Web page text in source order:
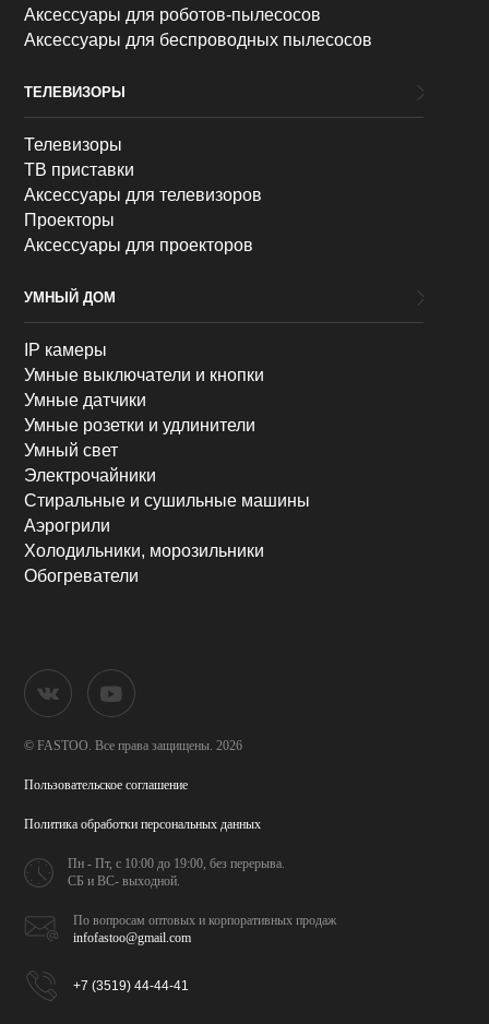
Аксессуары для роботов-пылесосов
Аксессуары для беспроводных пылесосов
ТЕЛЕВИЗОРЫ
Телевизоры
ТВ приставки
Аксессуары для телевизоров
Проекторы
Аксессуары для проекторов
УМНЫЙ ДОМ
IP камеры
Умные выключатели и кнопки
Умные датчики
Умные розетки и удлинители
Умный свет
Электрочайники
Стиральные и сушильные машины
Аэрогрили
Холодильники, морозильники
Обогреватели
© FASTOO. Все права защищены. 2026
Пользовательское соглашение
Политика обработкиперсональных данных
Пн - Пт, с 10:00 до 19:00,без перерыва.
СБ и ВС- выходной.
По вопросам оптовых икорпоративных продаж
infofastoo@gmail.com
+7 (3519) 44-44-41